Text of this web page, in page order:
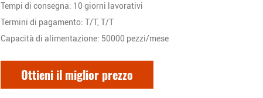
Tempi di consegna: 10 giorni lavorativi
Termini di pagamento: T/T, T/T
Capacità di alimentazione: 50000 pezzi/mese
Ottieni il miglior prezzo